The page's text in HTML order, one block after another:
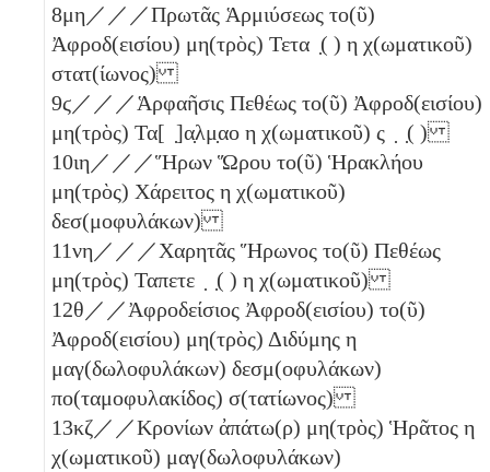
8μη ／／／Πρωτᾶς Ἁρμιύσεως το(ῦ)
Ἀφροδ(εισίου) μη(τρὸς) Τετα ̣( ) η χ(ωματικοῦ)
στατ(ίωνος)
9ϛ／／／Ἁρφαῆσις Πεθέως το(ῦ) Ἀφροδ(εισίου)
μη(τρὸς) Τα[ ̣]α̣λμ̣αο η χ(ωματικοῦ) ς ̣ ̣( )
10ιη ／／／Ἥρων Ὥρου το(ῦ) Ἡρακλήου
μη(τρὸς) Χάρειτος η χ(ωματικοῦ)
δεσ(μοφυλάκων)
11νη ／／／Χαρητᾶς Ἥρωνος το(ῦ) Πεθέως
μη(τρὸς) Ταπετε ̣ ̣( ) η χ(ωματικοῦ)
12θ ／／Ἀφροδείσιος Ἀφροδ(εισίου) το(ῦ)
Ἀφροδ(εισίου) μη(τρὸς) Διδύμης η
μαγ(δωλοφυλάκων) δεσμ(οφυλάκων)
πο(ταμοφυλακίδος) σ(τατίωνος)
13κζ／／Κρονίων ἀπάτω(ρ) μη(τρὸς) Ἡρᾶτος η
χ(ωματικοῦ) μαγ(δωλοφυλάκων)